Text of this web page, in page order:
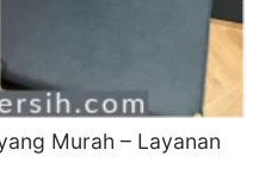
Murah – Layanan